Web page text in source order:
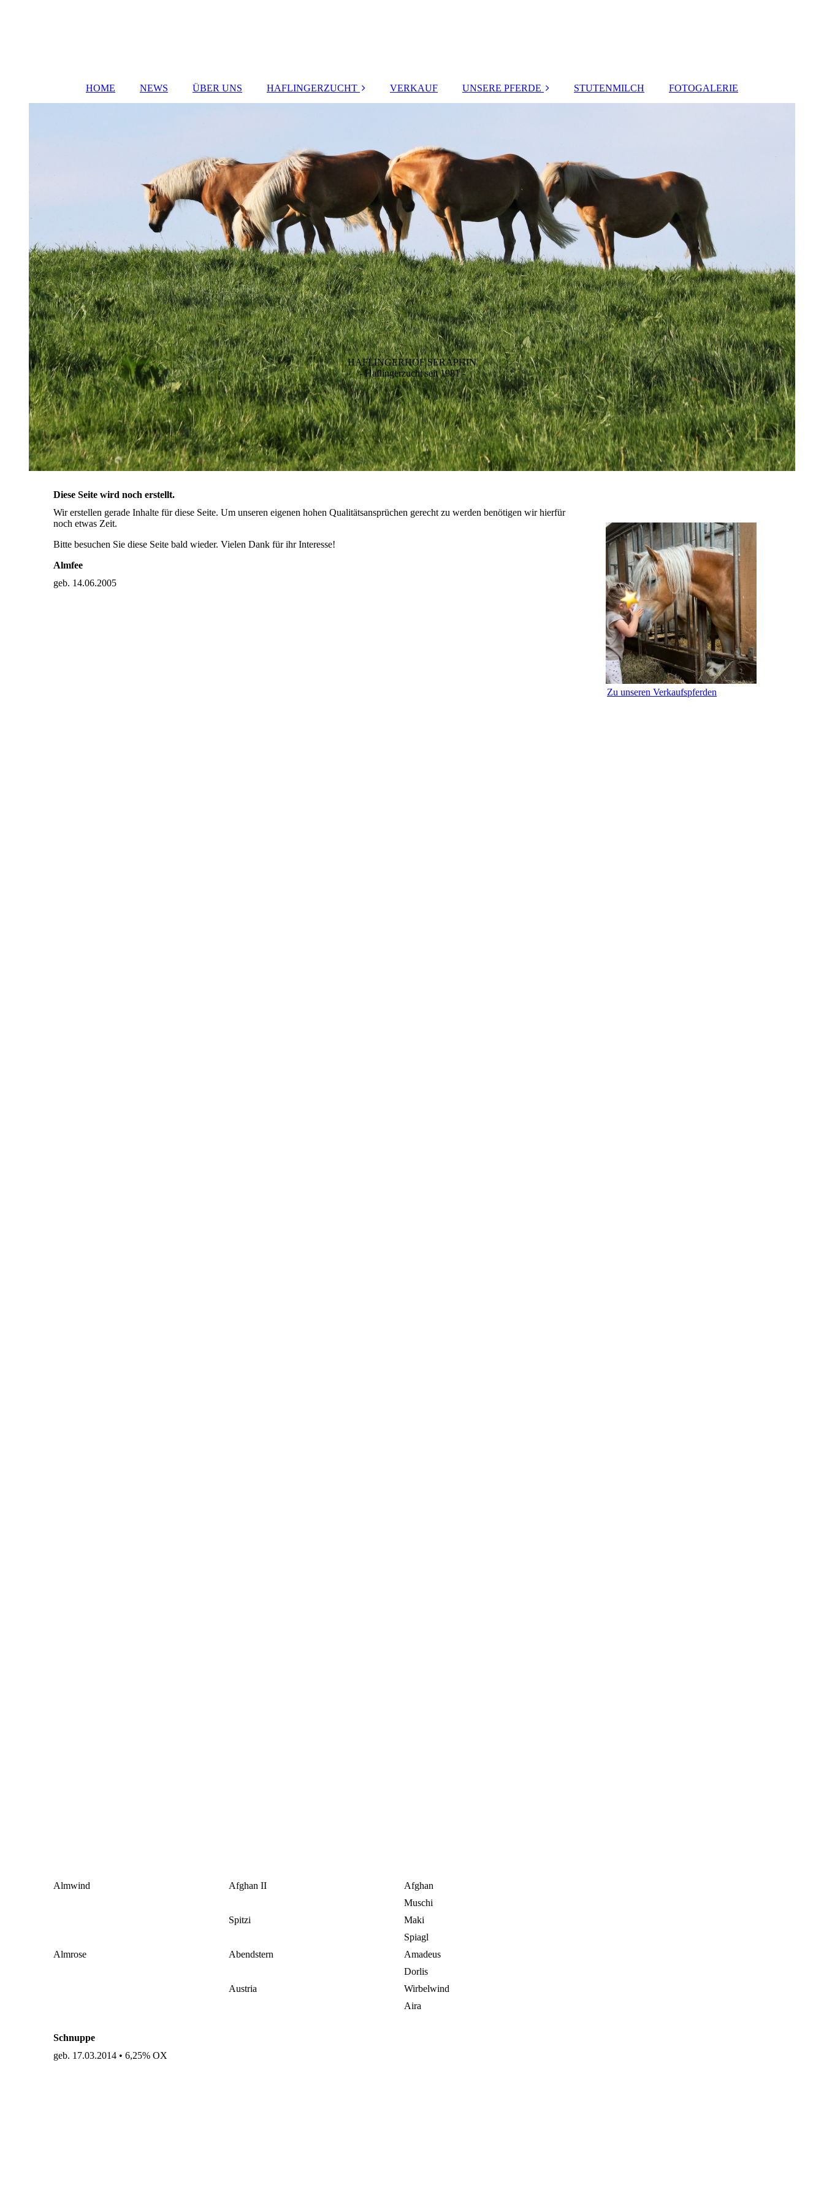
HOME NEWS ÜBER UNS HAFLINGERZUCHT VERKAUF UNSERE PFERDE
PFERDE &
EHEMALIGE
ZUCHTSTUTEN
STUTENMILCH FOTOGALERIE
HAFLINGERHOF SERAPHIN
- Haflingerzucht seit 1981 -
Diese Seite wird noch erstellt.
Wir erstellen gerade Inhalte für diese Seite. Um unseren eigenen hohen Qualitätsansprüchen gerecht zu werden benötigen wir hierfür
noch etwas Zeit.
Bitte besuchen Sie diese Seite bald wieder. Vielen Dank für ihr Interesse!
Almfee
geb. 14.06.2005
Almwind Afghan II
Afghan
Muschi
Spitzi
Maki
Spiagl
Almrose
Abendstern
Amadeus
Dorlis
Austria
Wirbelwind
Aira
Schnuppe
geb. 17.03.2014 • 6,25% OX
Zu unseren Verkaufspferden